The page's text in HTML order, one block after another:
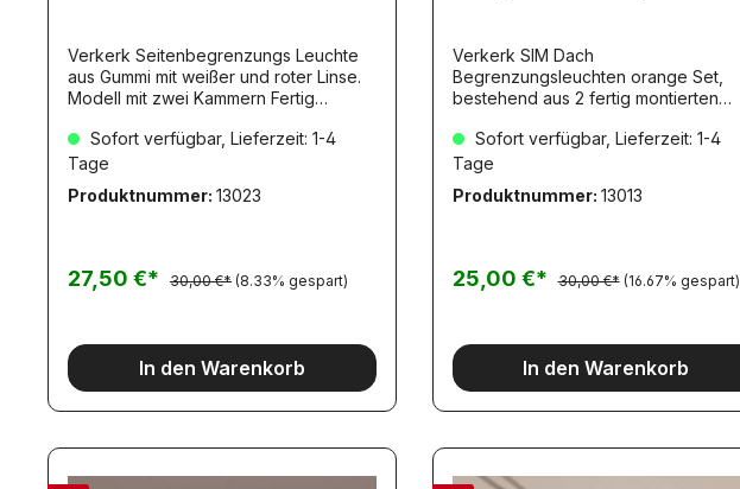
Verkerk Seitenbegrenzungs Leuchte
aus Gummi mit weißer und roter Linse.
Modell mit zwei Kammern Fertig
Sofort verfügbar, Lieferzeit: 1-4
Tage
Produktnummer: 13023
27,50 €* 30,00 €* (8.33% gespart)
In den Warenkorb
Verkerk SIM Dach
Begrenzungsleuchten orange Set,
bestehend aus 2 fertig montierten
Sofort verfügbar, Lieferzeit: 1-4
Tage
Produktnummer: 13013
25,00 €* 30,00 €* (16.67% gespart)
In den Warenkorb